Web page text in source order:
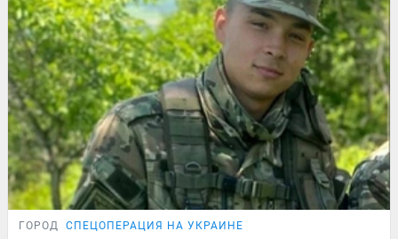
ГОРОД СПЕЦОПЕРАЦИЯ НА УКРАИНЕ